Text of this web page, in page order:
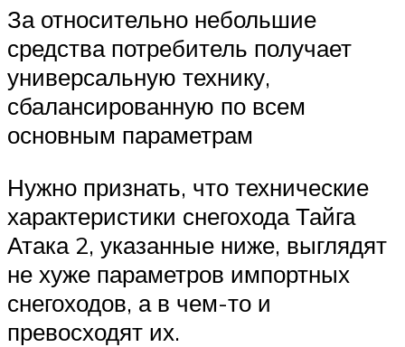
За относительно небольшие
средства потребитель получает
универсальную технику,
сбалансированную по всем
основным параметрам
Нужно признать, что технические
характеристики снегохода Тайга
Атака 2, указанные ниже, выглядят
не хуже параметров импортных
снегоходов, а в чем-то и
превосходят их.